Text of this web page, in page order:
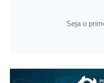
Seja o